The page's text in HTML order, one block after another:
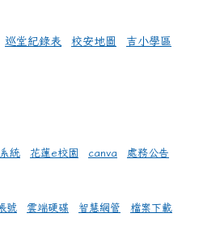
巡堂紀錄表 校安地圖 吉小學區
統 花蓮e校園 canva 處務公告
號 雲端硬碟 智慧網管 檔案下載